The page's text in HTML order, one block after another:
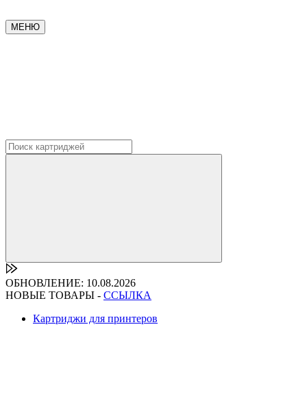
МЕНЮ
ОБНОВЛЕНИЕ: 10.08.2026
НОВЫЕ ТОВАРЫ - ССЫЛКА
Картриджи для принтеров